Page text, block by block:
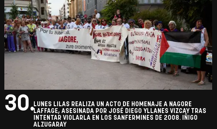
30.LUNES LILAS REALIZA UN ACTO DE HOMENAJE A NAGORE
LAFFAGE, ASESINADA POR JOSÉ DIEGO YLLANES VIZCAY TRAS
INTENTAR VIOLARLA EN LOS SANFERMINES DE 2008. IÑIGO
ALZUGARAY